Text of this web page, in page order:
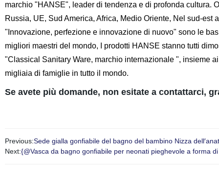
marchio "HANSE", leader di tendenza e di profonda cultura.
Russia, UE, Sud America, Africa, Medio Oriente, Nel sud-
"Innovazione, perfezione e innovazione di nuovo" sono le
migliori maestri del mondo, I prodotti HANSE stanno tutti
"Classical Sanitary Ware, marchio internazionale ", insieme
migliaia di famiglie in tutto il mondo.
Se avete più domande, non esitate a contattarci,
Previous:Sede gialla gonfiabile del bagno del bambino Nizza
Next:{@Vasca da bagno gonfiabile per neonati pieghevole a forma